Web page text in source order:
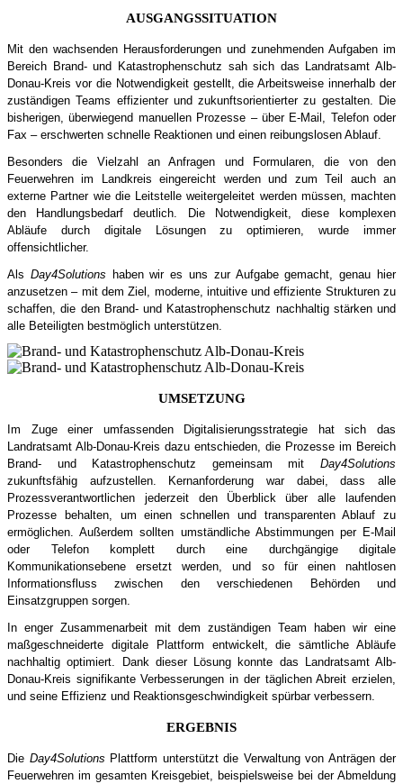
AUSGANGSSITUATION
Mit den wachsenden Herausforderungen und zunehmenden Aufgaben im
Bereich Brand- und Katastrophenschutz sah sich das Landratsamt Alb-
Donau-Kreis vor die Notwendigkeit gestellt, die Arbeitsweise innerhalb der
zuständigen Teams effizienter und zukunftsorientierter zu gestalten. Die
bisherigen, überwiegend manuellen Prozesse – über E-Mail, Telefon oder
Fax – erschwerten schnelle Reaktionen und einen reibungslosen Ablauf.
Besonders die Vielzahl an Anfragen und Formularen, die von den
Feuerwehren im Landkreis eingereicht werden und zum Teil auch an
externe Partner wie die Leitstelle weitergeleitet werden müssen, machten
den Handlungsbedarf deutlich. Die Notwendigkeit, diese komplexen
Abläufe durch digitale Lösungen zu optimieren, wurde immer
offensichtlicher.
Als Day4Solutions haben wir es uns zur Aufgabe gemacht, genau hier
anzusetzen – mit dem Ziel, moderne, intuitive und effiziente Strukturen zu
schaffen, die den Brand- und Katastrophenschutz nachhaltig stärken und
alle Beteiligten bestmöglich unterstützen.
UMSETZUNG
Im Zuge einer umfassenden Digitalisierungsstrategie hat sich das
Landratsamt Alb-Donau-Kreis dazu entschieden, die Prozesse im Bereich
Brand- und Katastrophenschutz gemeinsam mit Day4Solutions
zukunftsfähig aufzustellen. Kernanforderung war dabei, dass alle
Prozessverantwortlichen jederzeit den Überblick über alle laufenden
Prozesse behalten, um einen schnellen und transparenten Ablauf zu
ermöglichen. Außerdem sollten umständliche Abstimmungen per E-Mail
oder Telefon komplett durch eine durchgängige digitale
Kommunikationsebene ersetzt werden, und so für einen nahtlosen
Informationsfluss zwischen den verschiedenen Behörden und
Einsatzgruppen sorgen.
In enger Zusammenarbeit mit dem zuständigen Team haben wir eine
maßgeschneiderte digitale Plattform entwickelt, die sämtliche Abläufe
nachhaltig optimiert. Dank dieser Lösung konnte das Landratsamt Alb-
Donau-Kreis signifikante Verbesserungen in der täglichen Abreit erzielen,
und seine Effizienz und Reaktionsgeschwindigkeit spürbar verbessern.
ERGEBNIS
Die Day4Solutions Plattform unterstützt die Verwaltung von Anträgen der
Feuerwehren im gesamten Kreisgebiet, beispielsweise bei der Abmeldung